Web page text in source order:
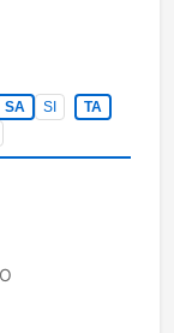
SA SI
TA